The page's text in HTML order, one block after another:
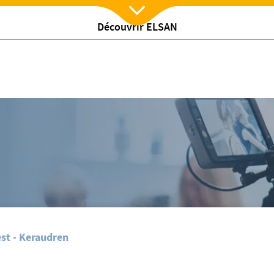
Découvrir ELSAN
Nx:Afficher menu
ouvre ses portes le samedi 16 novembre 2019
- Keraudren